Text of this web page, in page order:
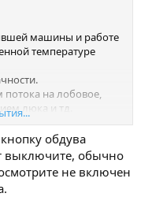
машины и работе
температуре
на лобовое,
люка и тд.
не знаю?))обдува
выключите, обычно
не включен